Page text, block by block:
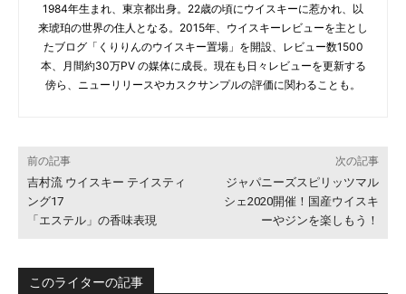
1984年生まれ、東京都出身。22歳の頃にウイスキーに惹かれ、以
来琥珀の世界の住人となる。2015年、ウイスキーレビューを主とし
たブログ「くりりんのウイスキー置場」を開設、レビュー数1500
本、月間約30万PV の媒体に成長。現在も日々レビューを更新する
傍ら、ニューリリースやカスクサンプルの評価に関わることも。
前の記事
吉村流 ウイスキー テイスティ
ング17
「エステル」の香味表現
次の記事
ジャパニーズスピリッツマル
シェ2020開催！国産ウイスキ
ーやジンを楽しもう！
このライターの記事